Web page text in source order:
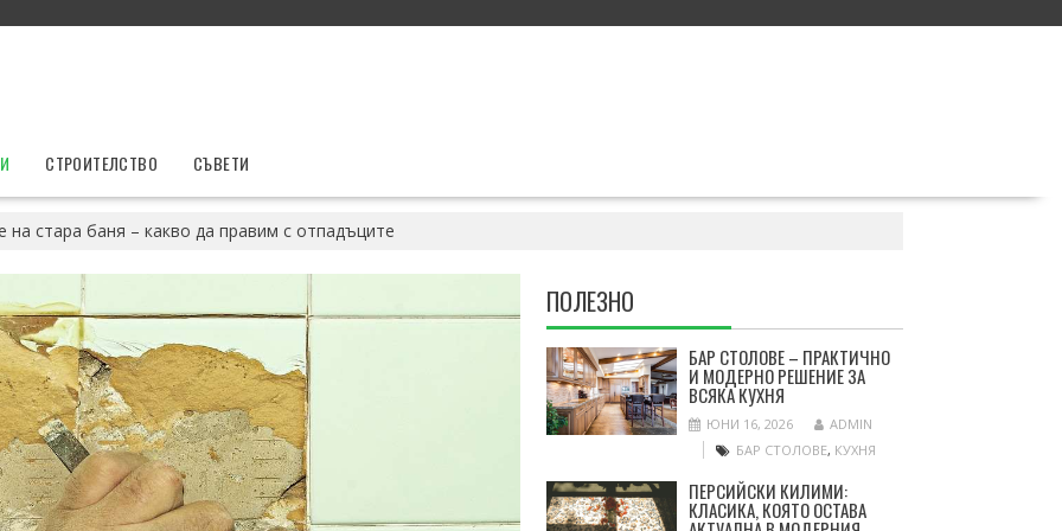
СТРОИТЕЛСТВО СЪВЕТИ
на стара баня – какво да правим с отпадъците
ПОЛЕЗНО
БАР СТОЛОВЕ – ПРАКТИЧНО
И МОДЕРНО РЕШЕНИЕ ЗА
ВСЯКА КУХНЯ
ЮНИ 16, 2026
ADMIN
БАР СТОЛОВЕ, КУХНЯ
ПЕРСИЙСКИ КИЛИМИ:
КЛАСИКА, КОЯТО ОСТАВА